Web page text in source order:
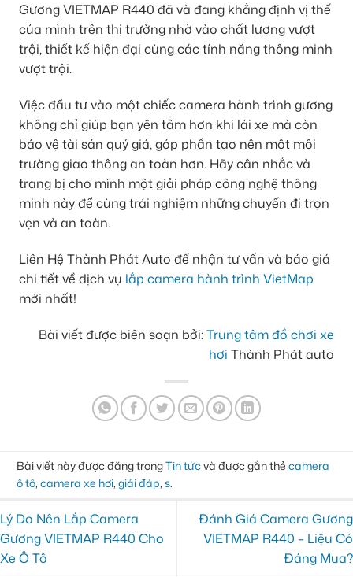
Gương VIETMAP R440 đã và đang khẳng định vị thế
của mình trên thị trường nhờ vào chất lượng vượt
trội, thiết kế hiện đại cùng các tính năng thông minh
vượt trội.
Việc đầu tư vào một chiếc camera hành trình gương
không chỉ giúp bạn yên tâm hơn khi lái xe mà còn
bảo vệ tài sản quý giá, góp phần tạo nên một môi
trường giao thông an toàn hơn. Hãy cân nhắc và
trang bị cho mình một giải pháp công nghệ thông
minh này để cùng trải nghiệm những chuyến đi trọn
vẹn và an toàn.
Liên Hệ Thành Phát Auto để nhận tư vấn và báo giá
chi tiết về dịch vụ lắp camera hành trình VietMap
mới nhất!
Bài viết được biên soạn bởi:Trung tâm đồ chơi xe
hơi Thành Phát auto
Bài viết này được đăng trongTin tứcvà được gắn thẻ camera
ô tô camera xe hơi giải đáp s
Lý Do Nên Lắp Camera
Gương VIETMAP R440 Cho
Xe Ô Tô
Đánh Giá Camera Gương
VIETMAP R440 – Liệu Có
Đáng Mua?